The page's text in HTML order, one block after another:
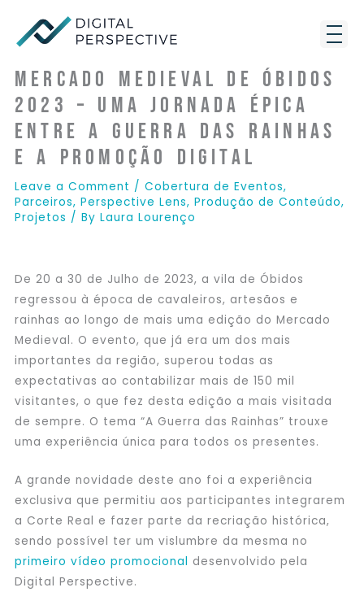
content
Mercado Medieval de Óbidos
2023 – Uma Jornada Épica
entre A Guerra das Rainhas
e a Promoção Digital
Leave a Comment / Cobertura de Eventos,
Parceiros, Perspective Lens, Produção de Conteúdo,
Projetos / By Laura Lourenço
De 20 a 30 de Julho de 2023, a vila de Óbidos
regressou à época de cavaleiros, artesãos e
rainhas ao longo de mais uma edição do Mercado
Medieval. O evento, que já era um dos mais
importantes da região, superou todas as
expectativas ao contabilizar mais de 150 mil
visitantes, o que fez desta edição a mais visitada
de sempre. O tema “A Guerra das Rainhas” trouxe
uma experiência única para todos os presentes.
A grande novidade deste ano foi a experiência
exclusiva que permitiu aos participantes integrarem
a Corte Real e fazer parte da recriação histórica,
sendo possível ter um vislumbre da mesma no
primeiro vídeo promocional desenvolvido pela
Digital Perspective.